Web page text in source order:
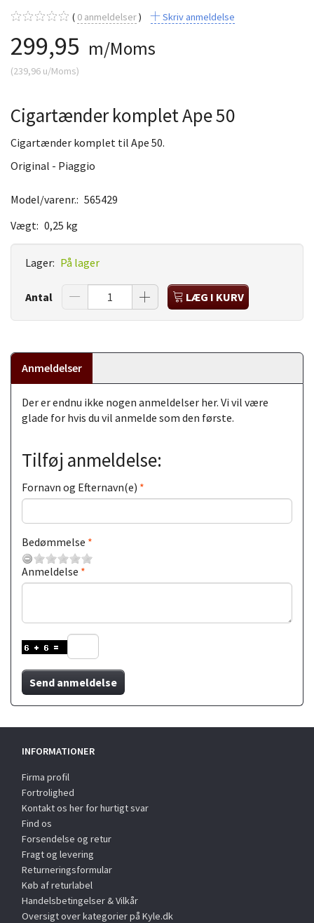
0 anmeldelser Skriv anmeldelse
299,95 m/Moms
(239,96 u/Moms)
Cigartænder komplet Ape 50
Cigartænder komplet til Ape 50.
Original - Piaggio
Model/varenr.: 565429
Vægt: 0,25 kg
Lager: På lager
Antal LÆG I KURV
Anmeldelser
Der er endnu ikke nogen anmeldelser her. Vi vil være
glade for hvis du vil anmelde som den første.
Tilføj anmeldelse:
Fornavn og Efternavn(e)
Bedømmelse
Anmeldelse
Send anmeldelse
INFORMATIONER
Firma profil
Fortrolighed
Kontakt os her for hurtigt svar
Find os
Forsendelse og retur
Fragt og levering
Returneringsformular
Køb af returlabel
Handelsbetingelser & Vilkår
Oversigt over kategorier på Kyle.dk